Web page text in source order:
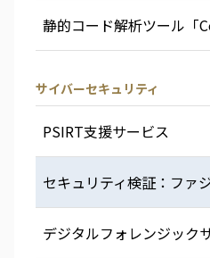
静的コード解析ツール「
サイバーセキュリティ
PSIRT支援サービス
セキュリティ検証：ファ
デジタルフォレンジック